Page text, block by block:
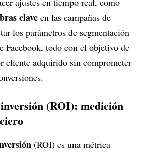
clave en las campañas de
los parámetros de segmentación
Facebook, todo con el objetivo de
cliente adquirido sin comprometer
(ROI): medición
(ROI) es una métrica